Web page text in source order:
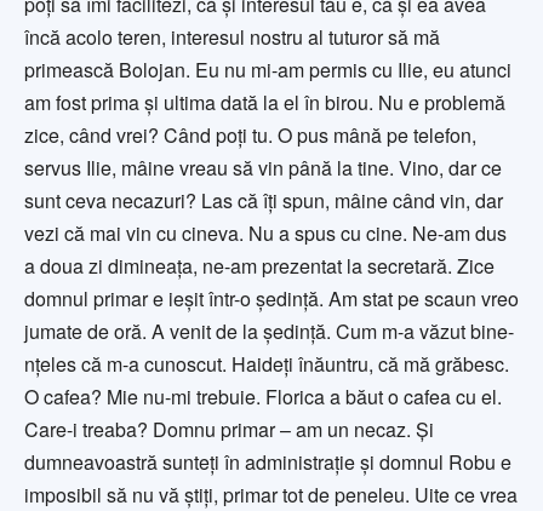
încă acolo teren, interesul nostru al tuturor să mă
primească Bolojan. Eu nu mi-am permis cu Ilie, eu atunci
am fost prima și ultima dată la el în birou. Nu e problemă
zice, când vrei? Când poți tu. O pus mână pe telefon,
servus Ilie, mâine vreau să vin până la tine. Vino, dar ce
sunt ceva necazuri? Las că îți spun, mâine când vin, dar
vezi că mai vin cu cineva. Nu a spus cu cine. Ne-am dus
a doua zi dimineața, ne-am prezentat la secretară. Zice
domnul primar e ieșit într-o ședință. Am stat pe scaun vreo
jumate de oră. A venit de la ședință. Cum m-a văzut bine-
nțeles că m-a cunoscut. Haideți înăuntru, că mă grăbesc.
O cafea? Mie nu-mi trebuie. Florica a băut o cafea cu el.
Care-i treaba? Domnu primar – am un necaz. Și
dumneavoastră sunteți în administrație și domnul Robu e
imposibil să nu vă știți, primar tot de peneleu. Uite ce vrea